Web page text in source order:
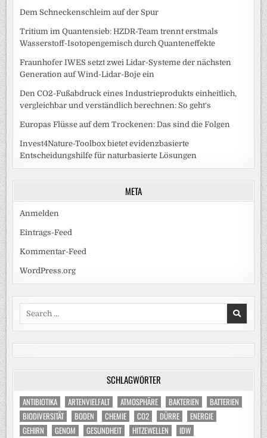
Dem Schneckenschleim auf der Spur
Tritium im Quantensieb: HZDR-Team trennt erstmals
Wasserstoff-Isotopengemisch durch Quanteneffekte
Fraunhofer IWES setzt zwei Lidar-Systeme der nächsten
Generation auf Wind-Lidar-Boje ein
Den CO2-Fußabdruck eines Industrieprodukts einheitlich,
vergleichbar und verständlich berechnen: So geht‘s
Europas Flüsse auf dem Trockenen: Das sind die Folgen
Invest4Nature-Toolbox bietet evidenzbasierte
Entscheidungshilfe für naturbasierte Lösungen
META
Anmelden
Eintrags-Feed
Kommentar-Feed
WordPress.org
Search
SCHLAGWÖRTER
ANTIBIOTIKA ARTENVIELFALT ATMOSPHÄRE BAKTERIEN
BATTERIEN
BIODIVERSITÄT
BODEN CHEMIE CO2 DÜRRE
ENERGIE
GEHIRN
GENOM GESUNDHEIT HITZEWELLEN
IDW